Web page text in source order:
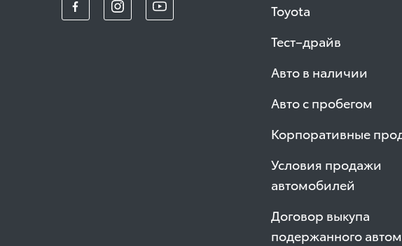
Toyota
Тест–драйв
Авто в наличии
Авто с пробегом
Корпоративные
Условия продажи
автомобилей
Договор выкупа
подержанного